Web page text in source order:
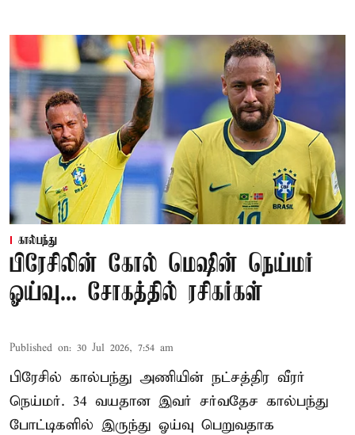
கால்பந்து
பிரேசிலின் கோல் மெஷின் நெய்மர்
ஓய்வு... சோகத்தில் ரசிகர்கள்
Published on: 30 Jul 2026, 7:54 am
பிரேசில் கால்பந்து அணியின் நட்சத்திர வீரர்
நெய்மர். 34 வயதான இவர் சர்வதேச கால்பந்து
போட்டிகளில் இருந்து ஓய்வு பெறுவதாக